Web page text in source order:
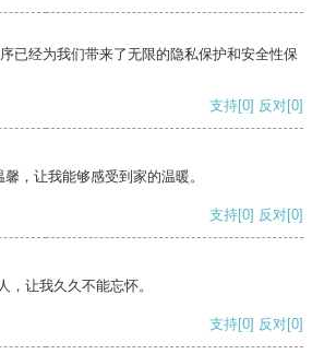
已经为我们带来了无限的隐私保护和安全性保
支持[0] 反对[0]
，让我能够感受到家的温暖。
支持[0] 反对[0]
，让我久久不能忘怀。
支持[0] 反对[0]